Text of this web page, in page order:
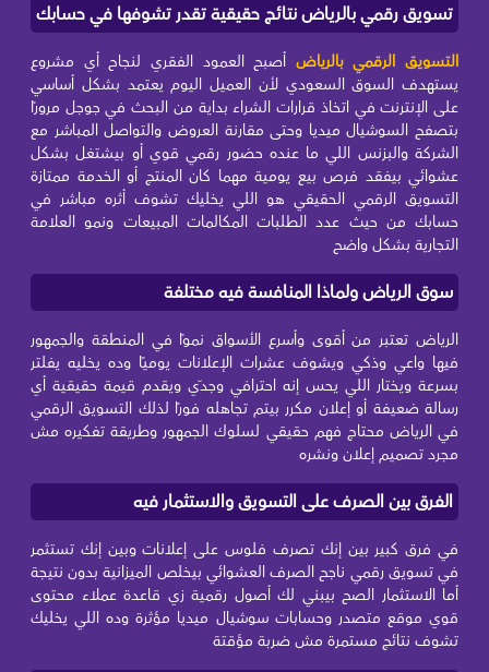
تسويق رقمي بالرياض نتائج حقيقية تقدر تشوفها في حسابك
التسويق الرقمي بالرياض أصبح العمود الفقري لنجاح أي مشروع
يستهدف السوق السعودي لأن العميل اليوم يعتمد بشكل أساسي
على الإنترنت في اتخاذ قرارات الشراء بداية من البحث في جوجل مرورًا
بتصفح السوشيال ميديا وحتى مقارنة العروض والتواصل المباشر مع
الشركة والبزنس اللي ما عنده حضور رقمي قوي أو بيشتغل بشكل
عشوائي بيفقد فرص بيع يومية مهما كان المنتج أو الخدمة ممتازة
التسويق الرقمي الحقيقي هو اللي يخليك تشوف أثره مباشر في
حسابك من حيث عدد الطلبات المكالمات المبيعات ونمو العلامة
التجارية بشكل واضح
سوق الرياض ولماذا المنافسة فيه مختلفة
الرياض تعتبر من أقوى وأسرع الأسواق نموًا في المنطقة والجمهور
فيها واعي وذكي ويشوف عشرات الإعلانات يوميًا وده يخليه يفلتر
بسرعة ويختار اللي يحس إنه احترافي وجدّي ويقدم قيمة حقيقية أي
رسالة ضعيفة أو إعلان مكرر بيتم تجاهله فورًا لذلك التسويق الرقمي
في الرياض محتاج فهم حقيقي لسلوك الجمهور وطريقة تفكيره مش
مجرد تصميم إعلان ونشره
الفرق بين الصرف على التسويق والاستثمار فيه
في فرق كبير بين إنك تصرف فلوس على إعلانات وبين إنك تستثمر
في تسويق رقمي ناجح الصرف العشوائي بيخلص الميزانية بدون نتيجة
أما الاستثمار الصح بيبني لك أصول رقمية زي قاعدة عملاء محتوى
قوي موقع متصدر وحسابات سوشيال ميديا مؤثرة وده اللي يخليك
تشوف نتائج مستمرة مش ضربة مؤقتة